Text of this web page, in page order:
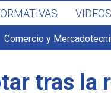
VIDEOS
Comercio y
tras la